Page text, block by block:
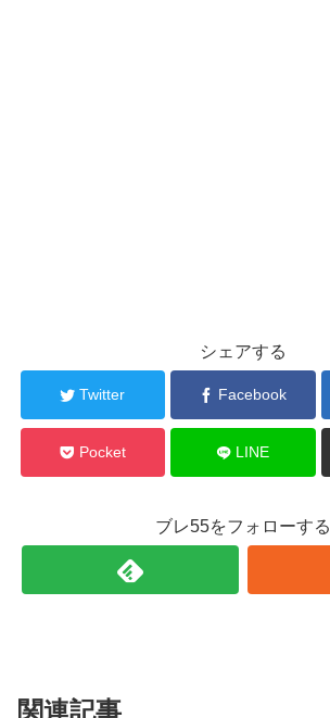
シェアする
Twitter Facebook
Pocket LINE
ブレ55をフォローする
関連記事